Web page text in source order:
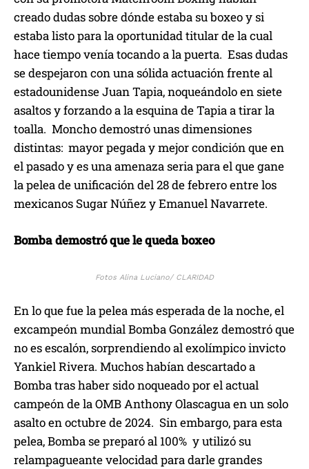
creado dudas sobre dónde estaba su boxeo y si
estaba listo para la oportunidad titular de la cual
hace tiempo venía tocando a la puerta. Esas dudas
se despejaron con una sólida actuación frente al
estadounidense Juan Tapia, noqueándolo en siete
asaltos y forzando a la esquina de Tapia a tirar la
toalla. Moncho demostró unas dimensiones
distintas: mayor pegada y mejor condición que en
el pasado y es una amenaza seria para el que gane
la pelea de unificación del 28 de febrero entre los
mexicanos Sugar Núñez y Emanuel Navarrete.
Bomba demostró que le queda boxeo
Fotos Alina Luciano/ CLARIDAD
En lo que fue la pelea más esperada de la noche, el
excampeón mundial Bomba González demostró que
no es escalón, sorprendiendo al exolímpico invicto
Yankiel Rivera. Muchos habían descartado a
Bomba tras haber sido noqueado por el actual
campeón de la OMB Anthony Olascagua en un solo
asalto en octubre de 2024. Sin embargo, para esta
pelea, Bomba se preparó al 100% y utilizó su
relampagueante velocidad para darle grandes